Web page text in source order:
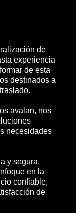
de
experiencia
de esta
destinados a
avalan, nos
necesidades
y segura,
en la
confiable,
de